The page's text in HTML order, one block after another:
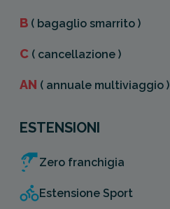
B ( bagaglio smarrito )
C ( cancellazione )
AN ( annuale multiviaggio )
ESTENSIONI
Zero franchigia
Estensione Sport